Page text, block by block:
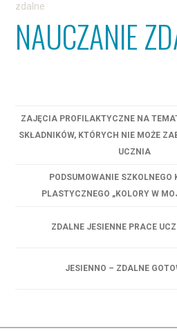
zdalne
NAUCZANIE
ZAJĘCIA PROFILAKTYCZNE NA
SKŁADNIKÓW, KTÓRYCH NIE MOŻE
UCZNIA
PODSUMOWANIE SZKOLNEGO
PLASTYCZNEGO „KOLORY W
ZDALNE JESIENNE PRACE
JESIENNO – ZDALNE